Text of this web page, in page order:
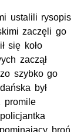
ustalili rysopis
zaczęli go
się koło
zaczął
szybko go
był
promile